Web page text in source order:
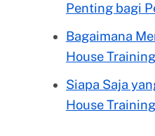
Penting bagi
Bagaimana
House
Siapa Saja
House